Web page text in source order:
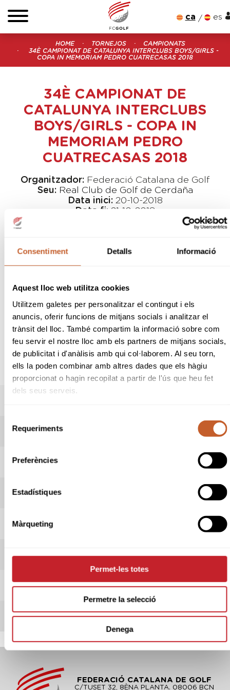
Consentiment Detalls Informació
Aquest lloc web utilitza cookies
Utilitzem galetes per personalitzar el contingut i els
anuncis, oferir funcions de mitjans socials i analitzar el
trànsit del lloc. També compartim la informació sobre com
feu servir el nostre lloc amb els partners de mitjans socials,
de publicitat i d'anàlisis amb qui col·laborem. Al seu torn,
ells la poden combinar amb altres dades que els hàgiu
proporcionat o hagin recopilat a partir de l'ús que heu fet
dels seus serveis.
Requeriments
Preferències
Estadístiques
Màrqueting
Permet-les totes
Permetre la selecció
Denega
ca es
HOME TORNEJOS
CAMPIONATS
34È CAMPIONAT DE CATALUNYA INTERCLUBS BOYS/GIRLS -
COPA IN MEMORIAM PEDRO CUATRECASAS 2018
34È CAMPIONAT DE
CATALUNYA INTERCLUBS
BOYS/GIRLS - COPA IN
MEMORIAM PEDRO
CUATRECASAS 2018
Organitzador: Federació Catalana de Golf
Seu: Real Club de Golf de Cerdaña
Data inici: 20-10-2018
Data fi: 21-10-2018
B&G CAD INF
del Cpto. de Catalunya Interclubs Boys / Girls
i 21 d'octubre. Prova per equips de club
compost de sis jugadors / es on el primer dia
juguen 3 parelles de Fourballs i el segon dia 6
individuals.
Tota la informació la trobareu en aquesta
mateixa web de la prova.
RESULTATS
HORARI SORTIDES
ADMESOS/ES
INSCRIPCIONS
INFORMACIÓ PROVA
INFORMACIÓ CLUB
REGLAMENT
FEDERACIÓ CATALANA DE GOLF
C/TUSET 32, 8ÈNA PLANTA. 08006 BCN